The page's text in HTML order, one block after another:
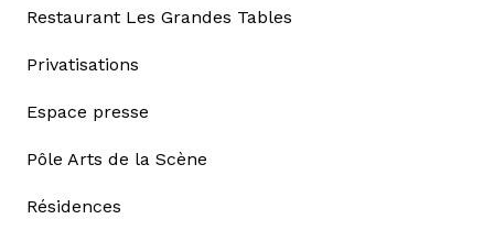
Restaurant Les Grandes Tables
Privatisations
Espace presse
Pôle Arts de la Scène
Résidences